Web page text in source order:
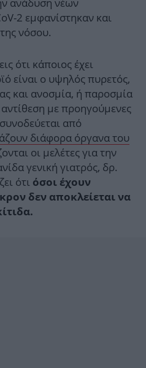
ανάδυση νέων
2 εμφανίστηκαν και
νόσου.
ότι κάποιος έχει
είναι ο υψηλός πυρετός,
και ανοσμία, ή παροσμία
με προηγούμενες
από
διάφορα όργανα του
οι μελέτες για την
γενική γιατρός, δρ.
ότι όσοι έχουν
δεν αποκλείεται να